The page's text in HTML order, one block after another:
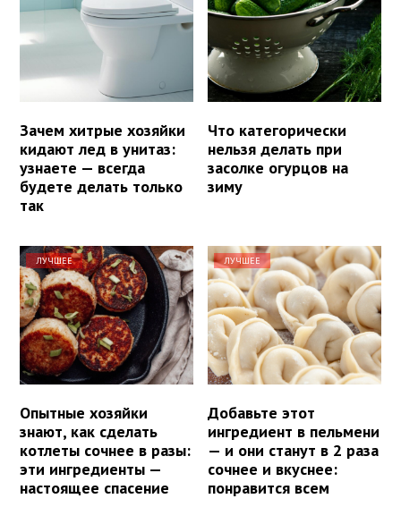
Зачем хитрые хозяйки
кидают лед в унитаз:
узнаете — всегда
будете делать только
так
Что категорически
нельзя делать при
засолке огурцов на
зиму
ЛУЧШЕЕ
Опытные хозяйки
знают, как сделать
котлеты сочнее в разы:
эти ингредиенты —
настоящее спасение
ЛУЧШЕЕ
Добавьте этот
ингредиент в пельмени
— и они станут в 2 раза
сочнее и вкуснее:
понравится всем